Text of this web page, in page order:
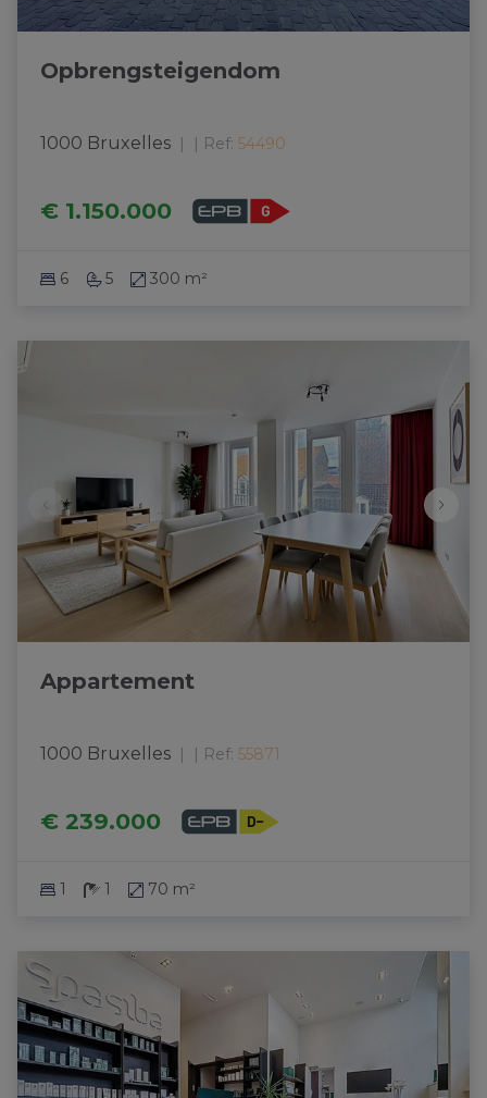
Opbrengsteigendom
1000 Bruxelles | Ref: 54490
€ 1.150.000
6 5 300 m²
Appartement
1000 Bruxelles | Ref: 55871
€ 239.000
1 1 70 m²